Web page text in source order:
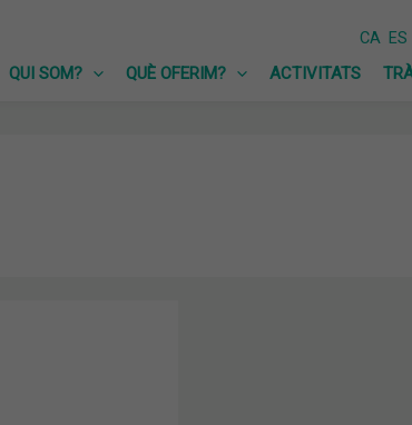
CA ES
QUI SOM? QUÈ OFERIM? ACTIVITATS